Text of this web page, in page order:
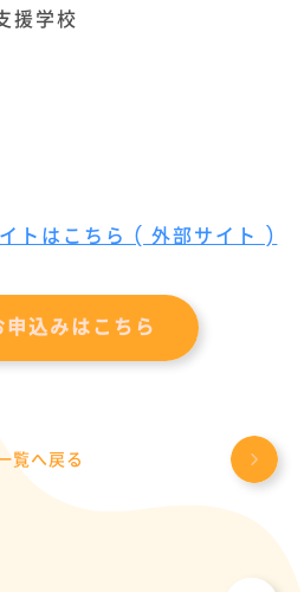
援学校
トはこちら ( 外部サイト )
申込みはこちら
覧へ戻る